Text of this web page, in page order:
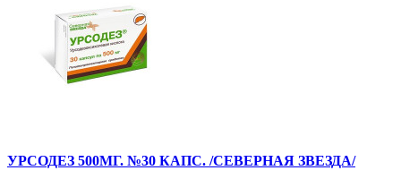
УРСОДЕЗ 500МГ. №30 КАПС. /СЕВЕРНАЯ ЗВЕЗДА/